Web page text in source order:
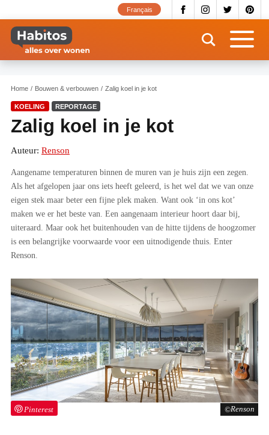
naar
inhoud
gaan
Français
Home Bouwen & verbouwen Zalig koel in je kot
KOELING REPORTAGE
Zalig koel in je kot
Auteur: Renson
Aangename temperaturen binnen de muren van je huis zijn een zegen.
Als het afgelopen jaar ons iets heeft geleerd, is het wel dat we van onze
eigen stek maar beter een fijne plek maken. Want ook ‘in ons kot’
maken we er het beste van. Een aangenaam interieur hoort daar bij,
uiteraard. Maar ook het buitenhouden van de hitte tijdens de hoogzomer
is een belangrijke voorwaarde voor een uitnodigende thuis. Enter
Renson.
Renson
Pinterest